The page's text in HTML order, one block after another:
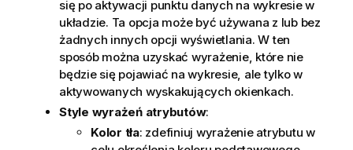
się po aktywacji punktu danych na wykresie w
układzie. Ta opcja może być używana z lub bez
żadnych innych opcji wyświetlania. W ten
sposób można uzyskać wyrażenie, które nie
będzie się pojawiać na wykresie, ale tylko w
aktywowanych wyskakujących okienkach.
Style wyrażeń atrybutów:
Kolor tła: zdefiniuj wyrażenie atrybutu w